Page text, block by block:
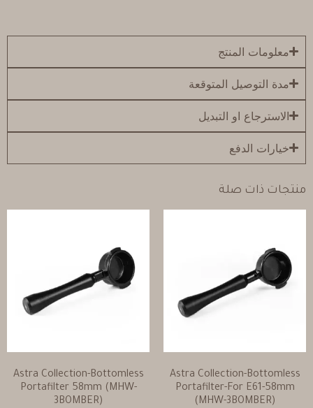
معلومات المنتج
مدة التوصيل المتوقعة
الاسترجاع او التبديل
خيارات الدفع
منتجات ذات صلة
Astra Collection-Bottomless
Portafilter-For E61-58mm
(MHW-3BOMBER)
Astra Collection-Bottomless
Portafilter 58mm (MHW-
3BOMBER)